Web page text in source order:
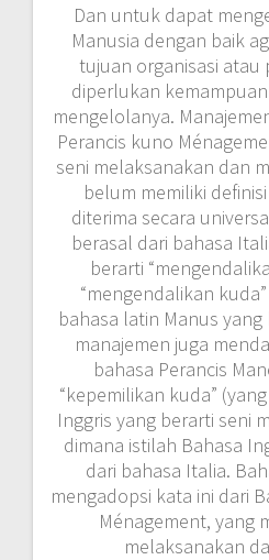
Dan untuk dapat
Manusia dengan baik
tujuan organisasi atau
diperlukan
mengelolanya.
Perancis kuno
seni melaksanakan dan
belum memiliki
diterima secara
berasal dari bahasa
berarti
“mengendalikan
bahasa latin Manus yang
manajemen juga
bahasa Perancis
“kepemilikan kuda”
Inggris yang berarti seni
dimana istilah Bahasa
dari bahasa Italia.
mengadopsi kata ini dari
Ménagement, yang
melaksanakan